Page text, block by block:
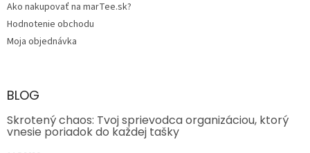
Ako nakupovať na marTee.sk?
Hodnotenie obchodu
Moja objednávka
BLOG
Skrotený chaos: Tvoj sprievodca organizáciou, ktorý
vnesie poriadok do každej tašky